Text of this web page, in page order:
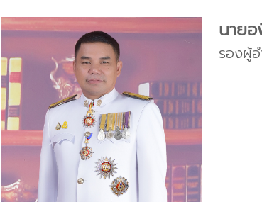
นาย
รองผู้